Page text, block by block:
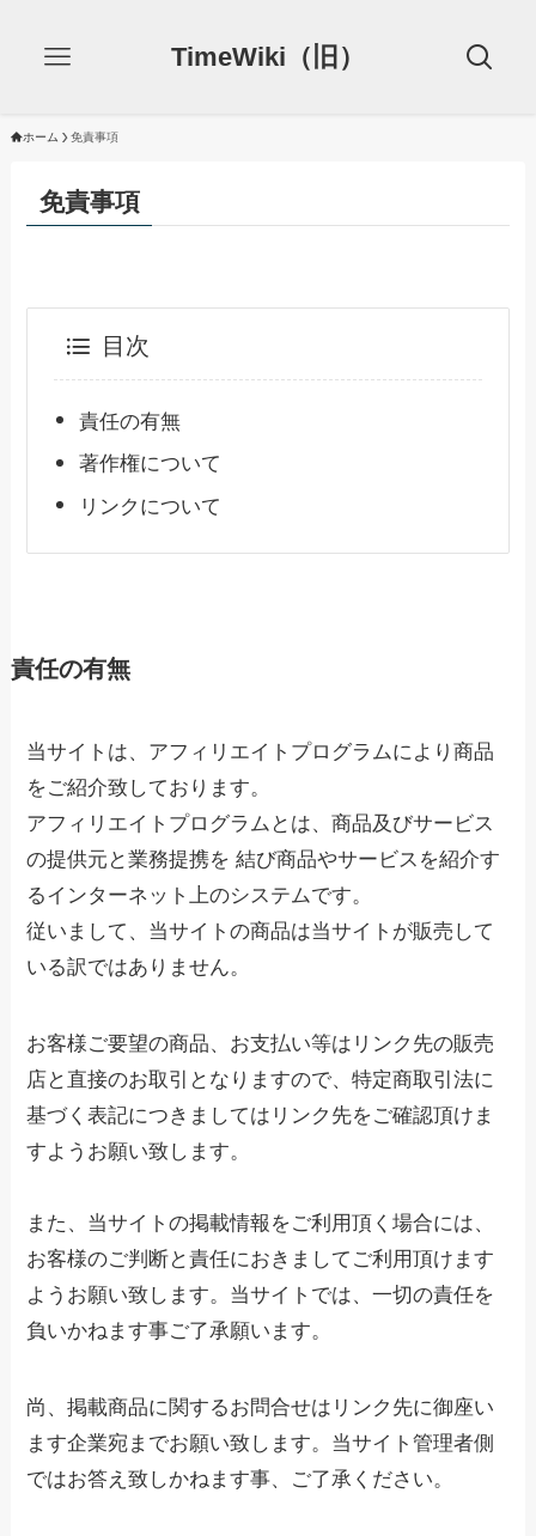
TimeWiki（旧）
ホーム 免責事項
免責事項
目次
責任の有無
著作権について
リンクについて
責任の有無
当サイトは、アフィリエイトプログラムにより商品
をご紹介致しております。
アフィリエイトプログラムとは、商品及びサービス
の提供元と業務提携を 結び商品やサービスを紹介す
るインターネット上のシステムです。
従いまして、当サイトの商品は当サイトが販売して
いる訳ではありません。
お客様ご要望の商品、お支払い等はリンク先の販売
店と直接のお取引となりますので、特定商取引法に
基づく表記につきましてはリンク先をご確認頂けま
すようお願い致します。
また、当サイトの掲載情報をご利用頂く場合には、
お客様のご判断と責任におきましてご利用頂けます
ようお願い致します。当サイトでは、一切の責任を
負いかねます事ご了承願います。
尚、掲載商品に関するお問合せはリンク先に御座い
ます企業宛までお願い致します。当サイト管理者側
ではお答え致しかねます事、ご了承ください。